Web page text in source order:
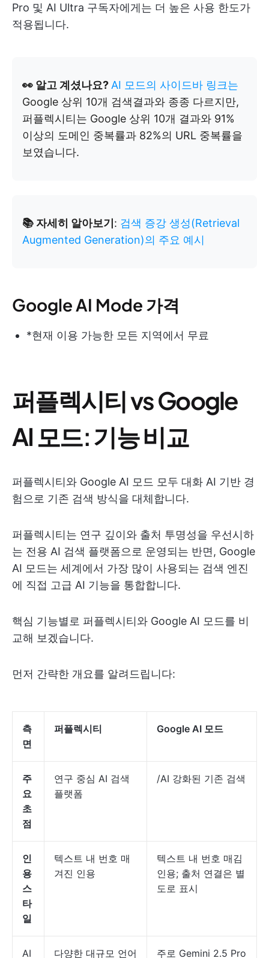
Pro 및 AI Ultra 구독자에게는 더 높은 사용 한도가
적용됩니다.
👀 알고 계셨나요? AI 모드의 사이드바 링크는
Google 상위 10개 검색결과와 종종 다르지만,
퍼플렉시티는 Google 상위 10개 결과와 91%
이상의 도메인 중복률과 82%의 URL 중복률을
보였습니다.
📚 자세히 알아보기: 검색 증강 생성(Retrieval
Augmented Generation)의 주요 예시
Google AI Mode 가격
*현재 이용 가능한 모든 지역에서 무료
퍼플렉시티 vs Google
AI 모드: 기능 비교
퍼플렉시티와 Google AI 모드 모두 대화 AI 기반 경
험으로 기존 검색 방식을 대체합니다.
퍼플렉시티는 연구 깊이와 출처 투명성을 우선시하
는 전용 AI 검색 플랫폼으로 운영되는 반면, Google
AI 모드는 세계에서 가장 많이 사용되는 검색 엔진
에 직접 고급 AI 기능을 통합합니다.
핵심 기능별로 퍼플렉시티와 Google AI 모드를 비
교해 보겠습니다.
먼저 간략한 개요를 알려드립니다:
측
면
퍼플렉시티 Google AI 모드
주
요
초
점
연구 중심 AI 검색
플랫폼
/AI 강화된 기존 검색
인
용
스
타
일
텍스트 내 번호 매
겨진 인용
텍스트 내 번호 매김
인용; 출처 연결은 별
도로 표시
AI 다양한 대규모 언어 주로 Gemini 2.5 Pro